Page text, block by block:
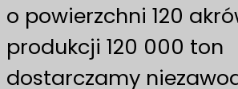
o powierzchni 120
produkcji 120 000 ton
dostarczamy